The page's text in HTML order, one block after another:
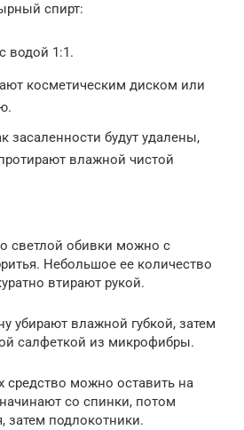
спирт:
водой 1:1.
косметическим диском или
засаленности будут удалены,
влажной чистой
светлой обивки можно с
Небольшое ее количество
втирают рукой.
убирают влажной губкой, затем
салфеткой из микрофибры.
средство можно оставить на
со спинки, потом
затем подлокотники.